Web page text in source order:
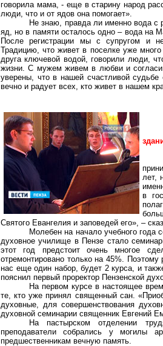
говорила мама, - еще в старину народ
люди, что и от ядов она помогает».
Не знаю, правда ли именно вода с
яд, но в памяти осталось одно – вода на
После регистрации мы с супругом и
Традицию, что живет в поселке уже
друга ключевой водой, говорили люди,
жизни. С мужем живем в любви и
уверены, что в нашей счастливой
вечно и радует всех, кто живет в нашем
лет,
в
Святого Евангелия и заповедей его», –
Молебен на начало учебного
духовное училище в Пензе стало
этот год предстоит очень многое
отремонтировано только на 45%.
нас еще один набор, будет 2 курса, и
пояснил первый проректор Пензенской
На первом курсе в настоящее
те, кто уже принял священный сан.
духовные, для совершенствования
духовной семинарии священник Евгений
На пастырском отделении
преподаватели собрались у могилы
предшественникам вечную память.